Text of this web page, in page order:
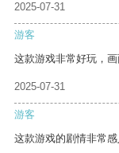
2025-07-31
游客
这款游戏非常好玩，画
2025-07-31
游客
这款游戏的剧情非常感